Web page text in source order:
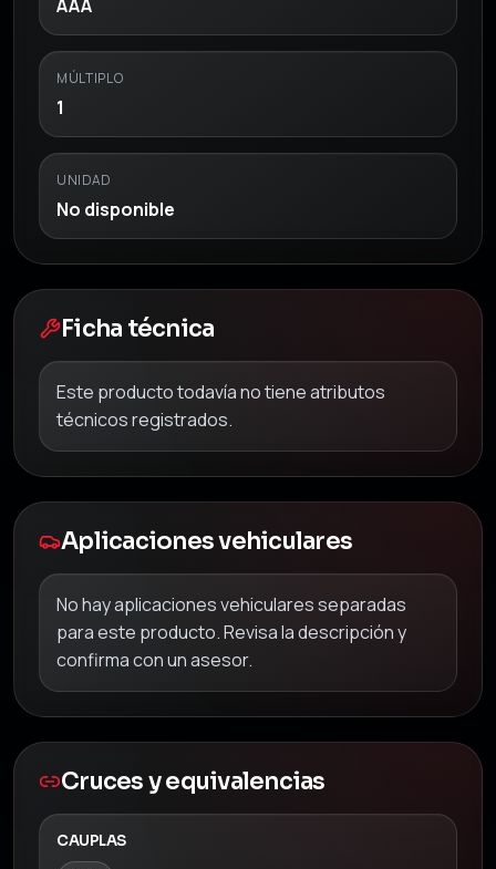
AAA
MÚLTIPLO
1
UNIDAD
No disponible
Ficha técnica
Este producto todavía no tiene atributos
técnicos registrados.
Aplicaciones vehiculares
No hay aplicaciones vehiculares separadas
para este producto. Revisa la descripción y
confirma con un asesor.
Cruces y equivalencias
CAUPLAS